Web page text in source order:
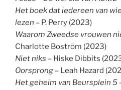
Het boek dat iedereen van
lezen – P. Perry (2023)
Waarom Zweedse vrouwen
Charlotte Boström (2023)
Niet niks – Hiske Dibbits
Oorsprong – Leah Hazard
Het geheim van Beursplein 5